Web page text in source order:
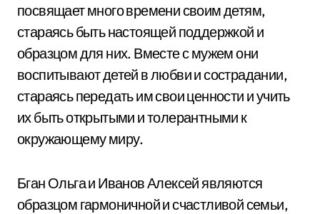
посвящает много времени своим детям,
стараясь быть настоящей поддержкой и
образцом для них. Вместе с мужем они
воспитывают детей в любви и сострадании,
стараясь передать им свои ценности и учить
их быть открытыми и толерантными к
окружающему миру.
Бган Ольга и Иванов Алексей являются
образцом гармоничной и счастливой семьи,